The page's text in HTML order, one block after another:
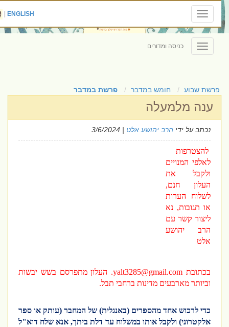
Toggle
navigation
ENGLISH
|
Toggle
navigation
כניסה ומדורים
פרשת שבוע חומש במדבר פרשת במדבר
ענה מלמעלה
נכתב על ידיהרב יהושע אלט| 3/6/2024
להצטרפות
לאלפי המנויים
ולקבל את
העלון חנם,
לשלוח הערות
או תגובות, נא
ליצור קשר עם
הרב יהושע
אלט
בכתובתyalt3285@gmail.com. העלון מתפרסם בשש יבשות
וביותר מארבעים מדינות ברחבי תבל.
כדי לרכוש אחד מהספרים (באנגלית) של המחבר (עותק או ספר
אלקטרוני) ולקבל אותו במשלוח עד דלת ביתך, אנא שלח דוא"ל